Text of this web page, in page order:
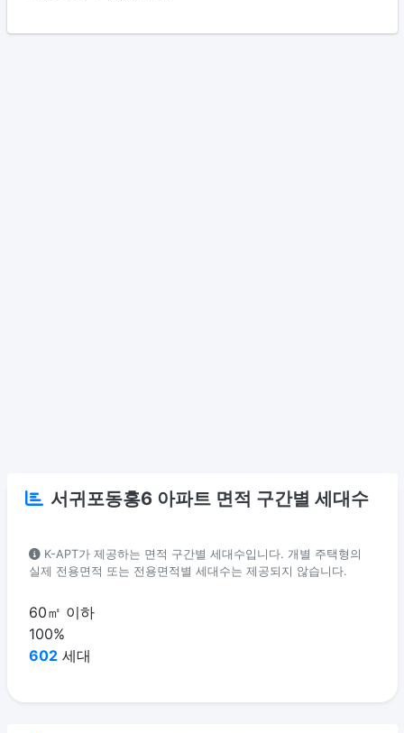
서귀포동홍6 아파트 면적 구간별 세대수
K-APT가 제공하는 면적 구간별 세대수입니다. 개별 주택형의
실제 전용면적 또는 전용면적별 세대수는 제공되지 않습니다.
60㎡ 이하
100%
602 세대